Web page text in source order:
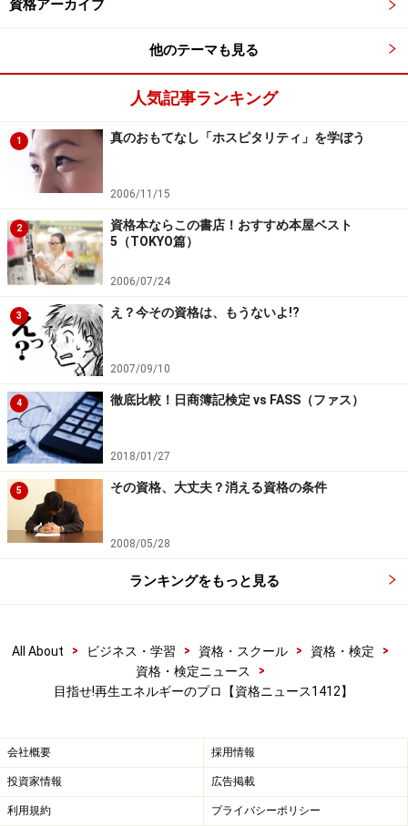
資格アーカイブ
他のテーマも見る
人気記事ランキング
1 真のおもてなし「ホスピタリティ」を学ぼう
2006/11/15
2
資格本ならこの書店！おすすめ本屋ベスト
5（TOKYO篇）
2006/07/24
3 え？今その資格は、もうないよ!?
2007/09/10
4 徹底比較！日商簿記検定 vs FASS（ファス）
2018/01/27
5 その資格、大丈夫？消える資格の条件
2008/05/28
ランキングをもっと見る
All About > ビジネス・学習 > 資格・スクール > 資格・検定
>
資格・検定ニュース
>
目指せ!再生エネルギーのプロ【資格ニュース1412】
会社概要 採用情報
投資家情報 広告掲載
利用規約 プライバシーポリシー